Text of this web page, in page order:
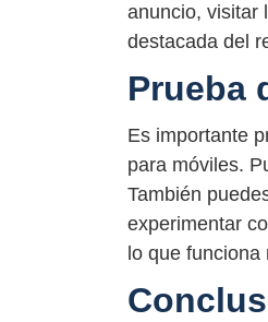
anuncio, visitar
destacada del
Prueba
Es importante
para móviles.
También
experimentar
lo que funciona